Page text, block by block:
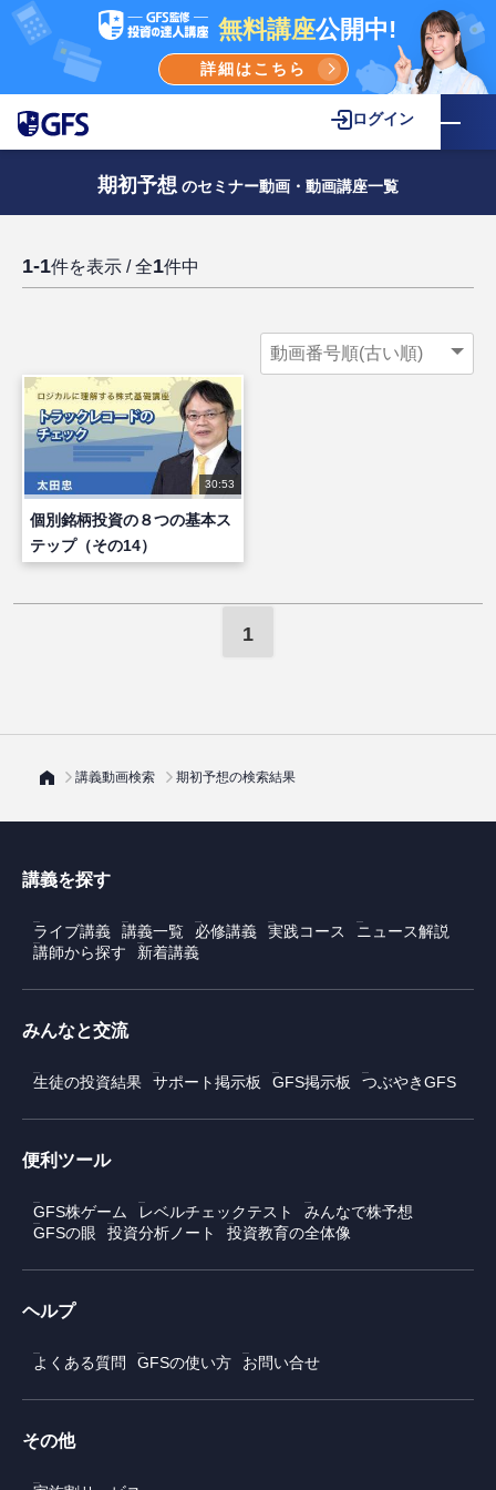
無料講座公開中!
詳細はこちら
ログイン
期初予想 のセミナー動画・動画講座一覧
1-1件を表示 / 全1件中
30:53
個別銘柄投資の８つの基本ス
テップ（その14）
1
講義動画検索 期初予想の検索結果
講義を探す
ライブ講義 講義一覧 必修講義 実践コース
ニュース解説
講師から探す
新着講義
みんなと交流
生徒の投資結果 サポート掲示板 GFS掲示板 つぶやきGFS
便利ツール
GFS株ゲーム レベルチェックテスト
みんなで株予想
GFSの眼
投資分析ノート 投資教育の全体像
ヘルプ
よくある質問 GFSの使い方 お問い合せ
その他